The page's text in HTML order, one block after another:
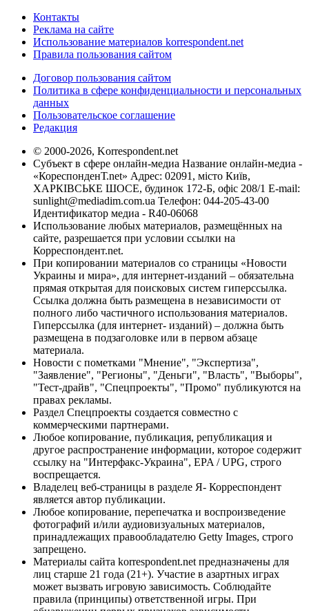
Контакты
Реклама на сайте
Использование материалов korrespondent.net
Правила пользования сайтом
Договор пользования сайтом
Политика в сфере конфиденциальности и персональных
данных
Пользовательское соглашение
Редакция
© 2000-2026, Korrespondent.net
Субъект в сфере онлайн-медиа Название онлайн-медиа -
«КореспонденТ.net» Адрес: 02091, місто Київ,
ХАРКІВСЬКЕ ШОСЕ, будинок 172-Б, офіс 208/1 E-mail:
sunlight@mediadim.com.ua Телефон: 044-205-43-00
Идентификатор медиа - R40-06068
Использование любых материалов, размещённых на
сайте, разрешается при условии ссылки на
Корреспондент.net.
При копировании материалов со страницы «Новости
Украины и мира», для интернет-изданий – обязательна
прямая открытая для поисковых систем гиперссылка.
Ссылка должна быть размещена в независимости от
полного либо частичного использования материалов.
Гиперссылка (для интернет- изданий) – должна быть
размещена в подзаголовке или в первом абзаце
материала.
Новости с пометками "Мнение", "Экспертиза",
"Заявление", "Регионы", "Деньги", "Власть", "Выборы",
"Тест-драйв", "Спецпроекты", "Промо" публикуются на
правах рекламы.
Раздел Спецпроекты создается совместно с
коммерческими партнерами.
Любое копирование, публикация, републикация и
другое распространение информации, которое содержит
ссылку на "Интерфакс-Украина", EPA / UPG, строго
воспрещается.
Владелец веб-страницы в разделе Я- Корреспондент
является автор публикации.
Любое копирование, перепечатка и воспроизведение
фотографий и/или аудиовизуальных материалов,
принадлежащих правообладателю Getty Images, строго
запрещено.
Материалы сайта korrespondent.net предназначены для
лиц старше 21 года (21+). Участие в азартных играх
может вызвать игровую зависимость. Соблюдайте
правила (принципы) ответственной игры. При